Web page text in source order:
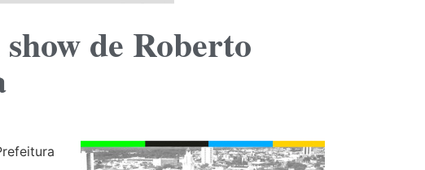
de Roberto